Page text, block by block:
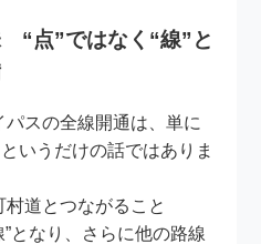
“点”ではなく“線”と
スの全線開通は、単に
いうだけの話ではありま
道とつながること
”となり、さらに他の路線